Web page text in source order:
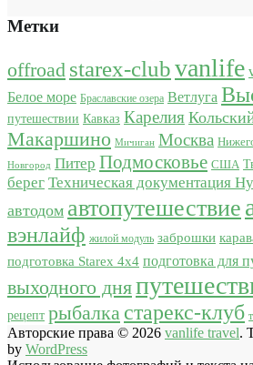
Метки
offroad starex-clubvanlife
Белое море Браславские озера Ветлуга
путешествии Кавказ Карелия
Макаршино Мичиган Москва
Новгород Питер Подмосковье США
берег Техническая документация
автодом автопутешествие
вэнлайф жилой модуль заброшки
подготовка Starex 4x4 подготовка для
выходного дня
рецепт рыбалка старекс-клуб
Авторские права © 2026 vanlife travel.
by WordPress